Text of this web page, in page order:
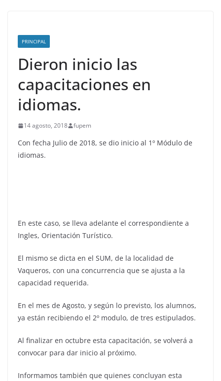
PRINCIPAL
Dieron inicio las
capacitaciones en
idiomas.
14 agosto, 2018 fupem
Con fecha Julio de 2018, se dio inicio al 1º Módulo de
idiomas.
En este caso, se lleva adelante el correspondiente a
Ingles, Orientación Turístico.
El mismo se dicta en el SUM, de la localidad de
Vaqueros, con una concurrencia que se ajusta a la
capacidad requerida.
En el mes de Agosto, y según lo previsto, los alumnos,
ya están recibiendo el 2º modulo, de tres estipulados.
Al finalizar en octubre esta capacitación, se volverá a
convocar para dar inicio al próximo.
Informamos también que quienes concluyan esta